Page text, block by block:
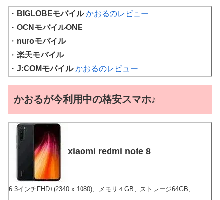
・ BIGLOBEモバイル かおるのレビュー
・ OCNモバイルONE
・ nuroモバイル
・ 楽天モバイル
・ J:COMモバイル かおるのレビュー
かおるが今利用中の格安スマホ♪
xiaomi redmi note 8
6.3インチFHD+(2340 x 1080)、メモリ４GB、ストレージ64GB、